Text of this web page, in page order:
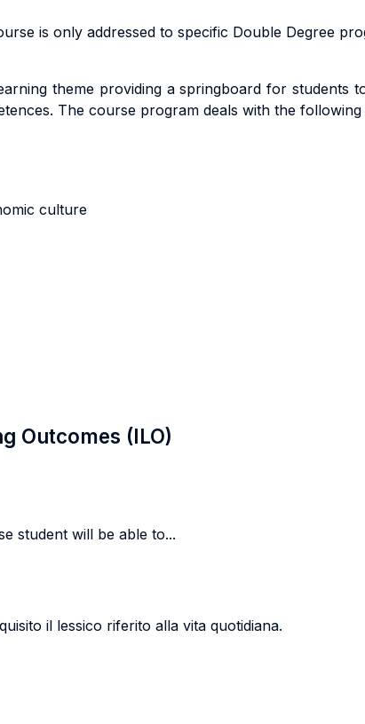
is only addressed to specific Double Degree
theme providing a springboard for students
The course program deals with the following
culture
Outcomes (ILO)
student will be able to...
il lessico riferito alla vita quotidiana.